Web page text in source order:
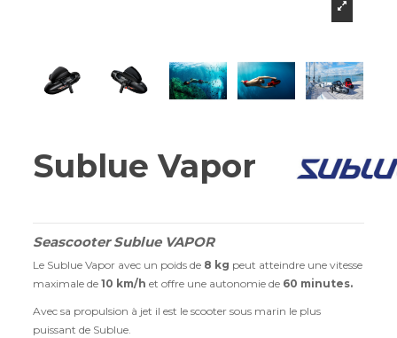
Sublue Vapor
Seascooter Sublue VAPOR
Le Sublue Vapor avec un poids de 8 kg peut atteindre une vitesse
maximale de10 km/h et offre une autonomie de 60 minutes.
Avec sa propulsion à jet il est le scooter sous marin le plus
puissant de Sublue.